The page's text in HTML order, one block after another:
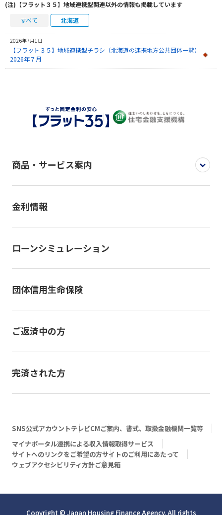
(注)【フラット３５】地域連携型関連以外の情報も掲載しています
すべて
北海道
2026年7月1日
【フラット３５】地域連携型チラシ（北海道の連携地方公共団体一覧）
2026年７月
商品・サービス案内
金利情報
ローンシミュレーション
団体信用生命保険
ご返済中の方
完済された方
SNS公式アカウントテレビCMご案内、書式、取扱金融機関一覧等
マイナポータル連携による収入情報取得サービス
サイトへのリンクをご希望の方サイトのご利用にあたって
ウェブアクセシビリティ方針ご意見箱
Copyright © Japan Housing Finance Agency. All rights